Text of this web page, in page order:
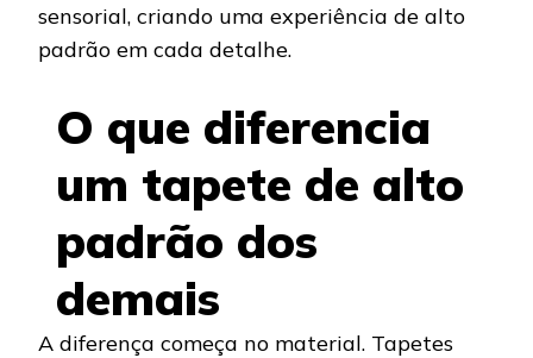
sensorial, criando uma experiência de alto
padrão em cada detalhe.
O que diferencia
um tapete de alto
padrão dos
demais
A diferença começa no material. Tapetes